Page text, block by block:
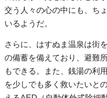
交う人々の心の中にも、ち
いるようだ。
さらに、はすぬま温泉は街
の備蓄を備えており、避難
もできる。また、銭湯の利
を少しでも多く救いたいと